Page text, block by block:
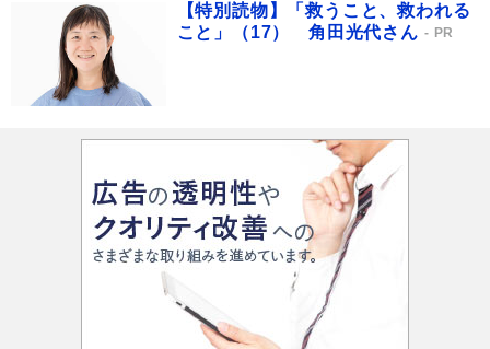
【特別読物】「救うこと、救われる
こと」（17） 角田光代さん
PR